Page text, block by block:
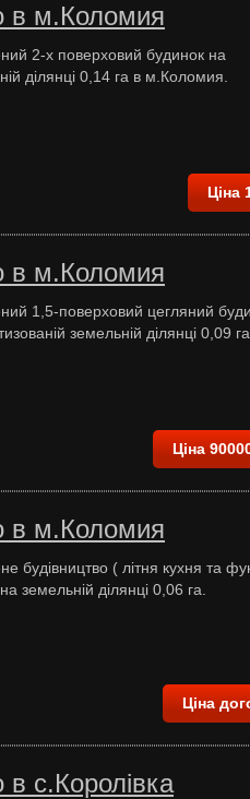
в м.Коломия
2-х поверховий будинок на
ділянці 0,14 га в м.Коломия.
Ціна
в м.Коломия
1,5-поверховий цегляний
земельній ділянці 0,09
Ціна
в м.Коломия
будівництво ( літня кухня та
земельній ділянці 0,06 га.
Ціна
с.Королівка